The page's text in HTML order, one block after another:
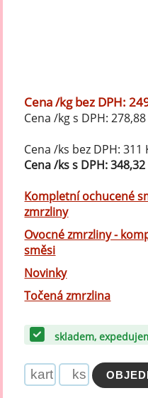
Cena /kg bez DPH:
Cena /kg s DPH: 278,88
Cena /ks bez DPH: 311
Cena /ks s DPH: 348,32
Kompletní ochucené
zmrzliny
Ovocné zmrzliny -
směsi
Novinky
Točená zmrzlina
skladem,